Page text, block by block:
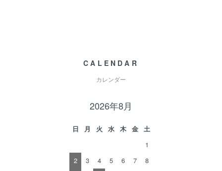
CALENDAR
カレンダー
2026年8月
日 月 火 水 木 金
土
1
2
3 4 5 6 7
8